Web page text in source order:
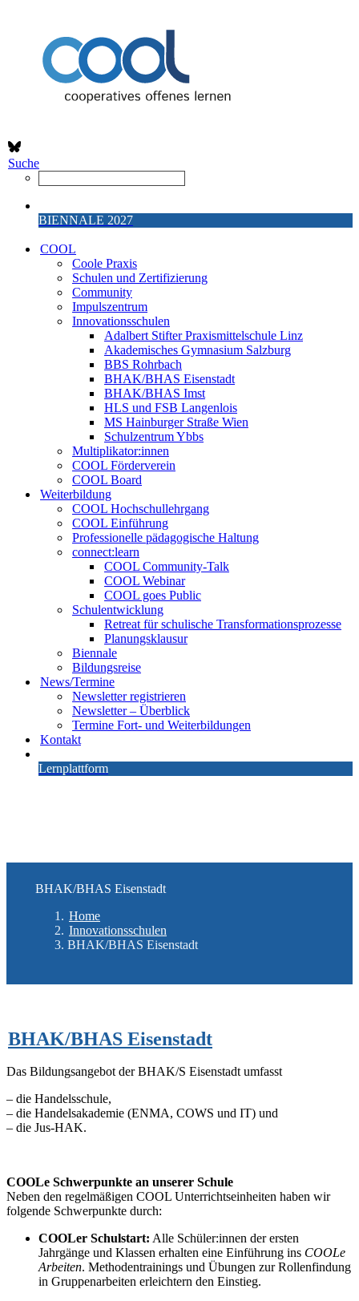
Suche
BIENNALE 2027
COOL
Coole Praxis
Schulen und Zertifizierung
Community
Impulszentrum
Innovationsschulen
Adalbert Stifter Praxismittelschule Linz
Akademisches Gymnasium Salzburg
BBS Rohrbach
BHAK/BHAS Eisenstadt
BHAK/BHAS Imst
HLS und FSB Langenlois
MS Hainburger Straße Wien
Schulzentrum Ybbs
Multiplikator:innen
COOL Förderverein
COOL Board
Weiterbildung
COOL Hochschullehrgang
COOL Einführung
Professionelle pädagogische Haltung
connect:learn
COOL Community-Talk
COOL Webinar
COOL goes Public
Schulentwicklung
Retreat für schulische Transformationsprozesse
Planungsklausur
Biennale
Bildungsreise
News/Termine
Newsletter registrieren
Newsletter – Überblick
Termine Fort- und Weiterbildungen
Kontakt
Lernplattform
BHAK/BHAS Eisenstadt
Home
Innovationsschulen
BHAK/BHAS Eisenstadt
BHAK/BHAS Eisenstadt
Das Bildungsangebot der BHAK/S Eisenstadt umfasst
– die Handelsschule,
– die Handelsakademie (ENMA, COWS und IT) und
– die Jus-HAK.
COOLe Schwerpunkte an unserer Schule
Neben den regelmäßigen COOL Unterrichtseinheiten haben wir
folgende Schwerpunkte durch:
COOLer Schulstart: Alle Schüler:innen der ersten
Jahrgänge und Klassen erhalten eine Einführung ins COOLe
Arbeiten. Methodentrainings und Übungen zur Rollenfindung
in Gruppenarbeiten erleichtern den Einstieg.